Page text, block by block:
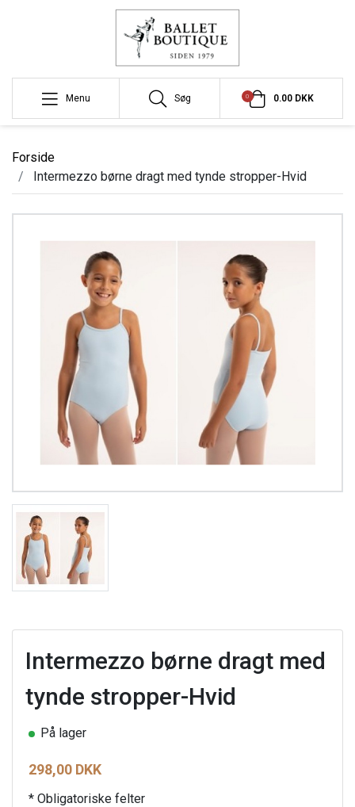
Menu Søg 0 0.00 DKK
Forside
Intermezzo børne dragt med tynde stropper-Hvid
Intermezzo børne dragt med
tynde stropper-Hvid
På lager
298,00 DKK
* Obligatoriske felter